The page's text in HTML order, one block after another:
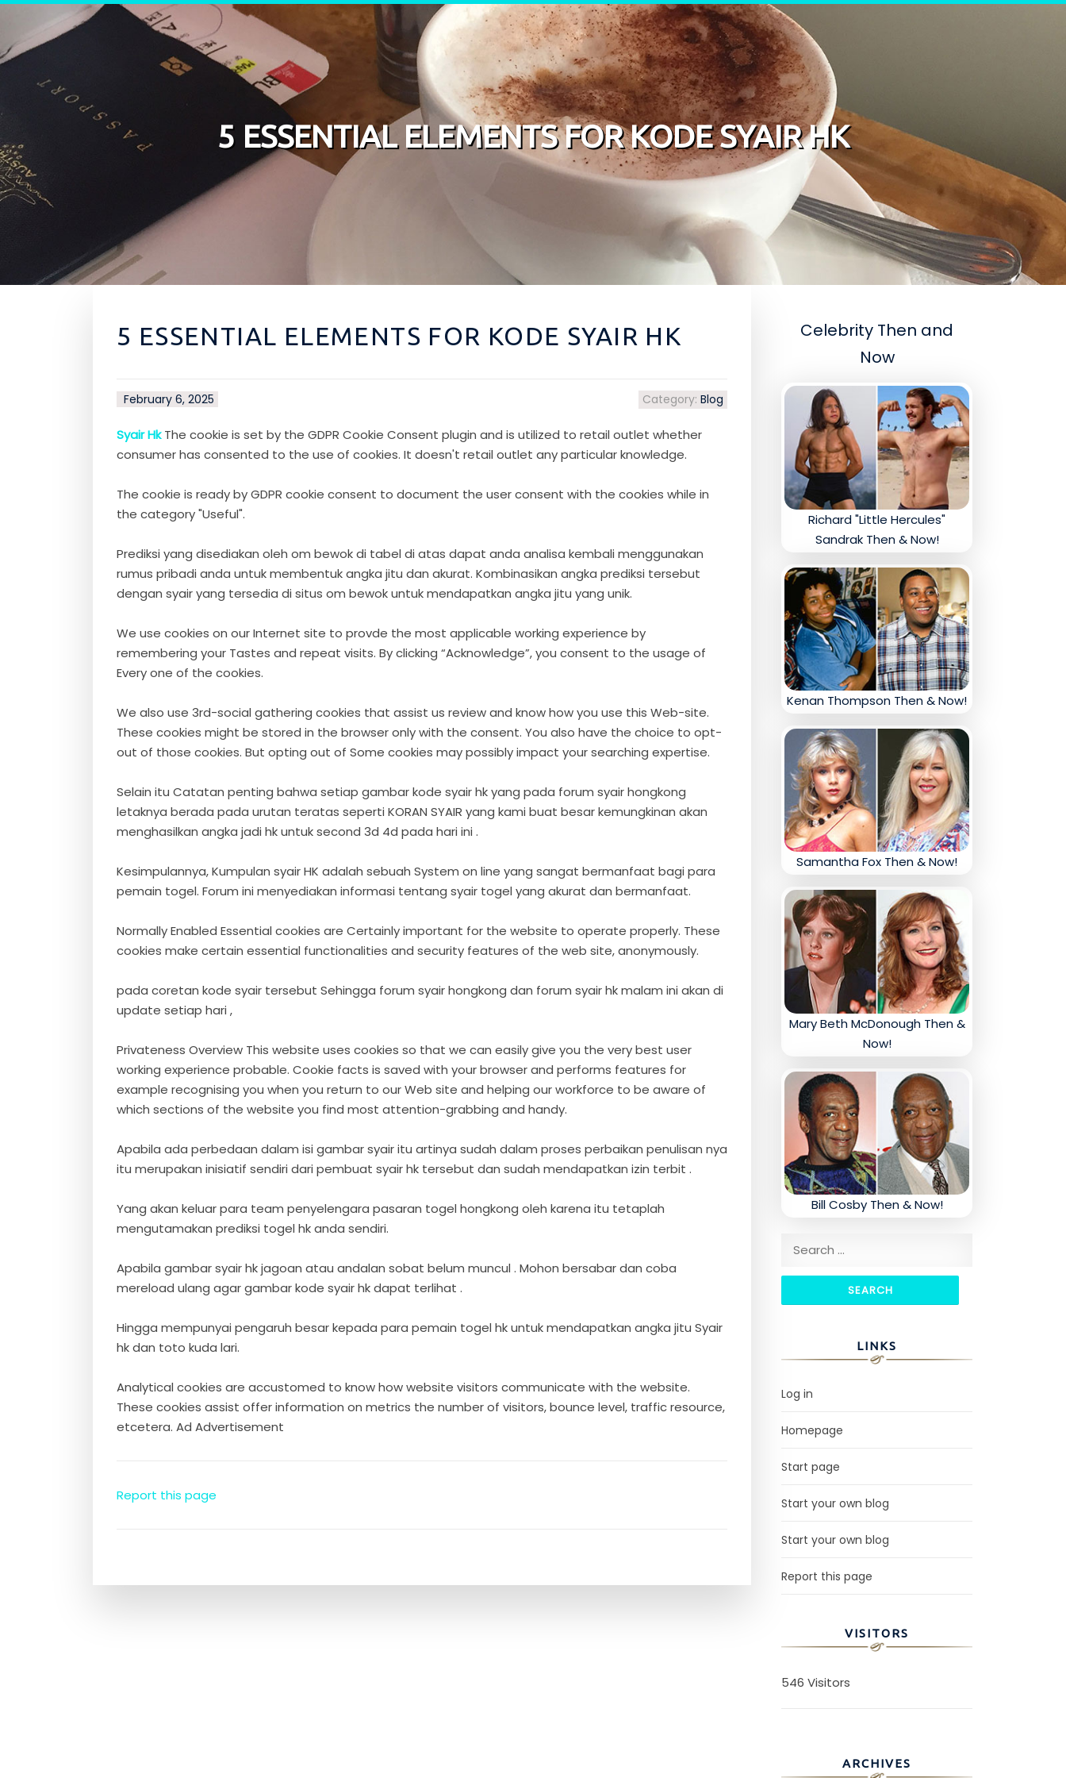
Skip to content
5 ESSENTIAL ELEMENTS FOR KODE SYAIR HK
5 ESSENTIAL ELEMENTS FOR KODE SYAIR HK
February 6, 2025 Category: Blog
Syair HkThe cookie is set by the GDPR Cookie Consent plugin and is utilized to retail outlet whether
consumer has consented to the use of cookies. It doesn't retail outlet any particular knowledge.
The cookie is ready by GDPR cookie consent to document the user consent with the cookies while in
the category "Useful".
Prediksi yang disediakan oleh om bewok di tabel di atas dapat anda analisa kembali menggunakan
rumus pribadi anda untuk membentuk angka jitu dan akurat. Kombinasikan angka prediksi tersebut
dengan syair yang tersedia di situs om bewok untuk mendapatkan angka jitu yang unik.
We use cookies on our Internet site to provde the most applicable working experience by
remembering your Tastes and repeat visits. By clicking “Acknowledge”, you consent to the usage of
Every one of the cookies.
We also use 3rd-social gathering cookies that assist us review and know how you use this Web-site.
These cookies might be stored in the browser only with the consent. You also have the choice to opt-
out of those cookies. But opting out of Some cookies may possibly impact your searching expertise.
Selain itu Catatan penting bahwa setiap gambar kode syair hk yang pada forum syair hongkong
letaknya berada pada urutan teratas seperti KORAN SYAIR yang kami buat besar kemungkinan akan
menghasilkan angka jadi hk untuk second 3d 4d pada hari ini .
Kesimpulannya, Kumpulan syair HK adalah sebuah System on line yang sangat bermanfaat bagi para
pemain togel. Forum ini menyediakan informasi tentang syair togel yang akurat dan bermanfaat.
Normally Enabled Essential cookies are Certainly important for the website to operate properly. These
cookies make certain essential functionalities and security features of the web site, anonymously.
pada coretan kode syair tersebut Sehingga forum syair hongkong dan forum syair hk malam ini akan di
update setiap hari ,
Privateness Overview This website uses cookies so that we can easily give you the very best user
working experience probable. Cookie facts is saved with your browser and performs features for
example recognising you when you return to our Web site and helping our workforce to be aware of
which sections of the website you find most attention-grabbing and handy.
Apabila ada perbedaan dalam isi gambar syair itu artinya sudah dalam proses perbaikan penulisan nya
itu merupakan inisiatif sendiri dari pembuat syair hk tersebut dan sudah mendapatkan izin terbit .
Yang akan keluar para team penyelengara pasaran togel hongkong oleh karena itu tetaplah
mengutamakan prediksi togel hk anda sendiri.
Apabila gambar syair hk jagoan atau andalan sobat belum muncul . Mohon bersabar dan coba
mereload ulang agar gambar kode syair hk dapat terlihat .
Hingga mempunyai pengaruh besar kepada para pemain togel hk untuk mendapatkan angka jitu Syair
hk dan toto kuda lari.
Analytical cookies are accustomed to know how website visitors communicate with the website.
These cookies assist offer information on metrics the number of visitors, bounce level, traffic resource,
etcetera. Ad Advertisement
Report this page
Celebrity Then and
Now
Richard "Little Hercules"
Sandrak Then & Now!
Kenan Thompson Then & Now!
Samantha Fox Then & Now!
Mary Beth McDonough Then &
Now!
Bill Cosby Then & Now!
Search for:
LINKS
Log in
Homepage
Start page
Start your own blog
Start your own blog
Report this page
VISITORS
546 Visitors
ARCHIVES